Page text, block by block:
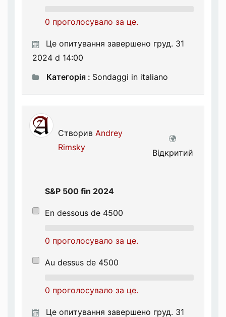
0 проголосувало за це.
Це опитування завершено груд. 31
2024 d 14:00
Категорія : Sondaggi in italiano
Створив Andrey
Rimsky
Відкритий
S&P 500 fin 2024
En dessous de 4500
0 проголосувало за це.
Au dessus de 4500
0 проголосувало за це.
Це опитування завершено груд. 31